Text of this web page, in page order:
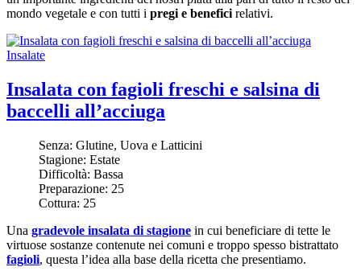
mondo vegetale e con tutti i pregi e benefici relativi.
Insalate
Insalata con fagioli freschi e salsina di
baccelli all’acciuga
Senza: Glutine, Uova e Latticini
Stagione: Estate
Difficoltà: Bassa
Preparazione: 25
Cottura: 25
Una gradevole insalata di stagione in cui beneficiare di tette le
virtuose sostanze contenute nei comuni e troppo spesso bistrattato
fagioli, questa l’idea alla base della ricetta che presentiamo.